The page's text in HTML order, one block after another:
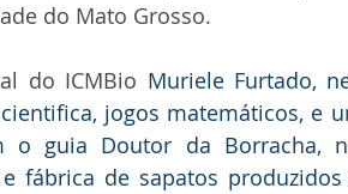
do Mato Grosso.
do ICMBio Muriele Furtado,
jogos matemáticos, e
guia Doutor da Borracha,
fábrica de sapatos